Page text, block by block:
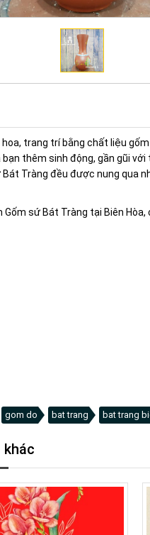
hoa, trang trí bằng chất liệu
bạn thêm sinh động, gần gũi
Tràng đều được nung qua
Gốm sứ Bát Tràng tại Biên
gom do bat trang bat trang
khác